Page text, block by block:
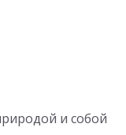
и собой